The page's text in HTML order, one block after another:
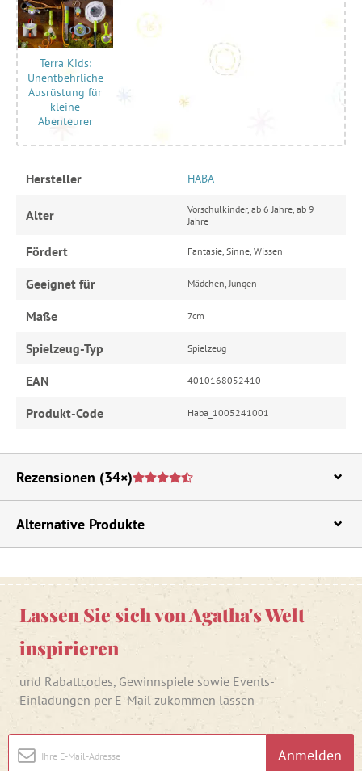
Terra Kids:
Unentbehrliche
Ausrüstung für
kleine
Abenteurer
Hersteller HABA
Alter
Vorschulkinder, ab 6 Jahre, ab 9
Jahre
Fördert Fantasie, Sinne, Wissen
Geeignet für Mädchen, Jungen
Maße 7cm
Spielzeug-Typ Spielzeug
EAN 4010168052410
Produkt-Code Haba_1005241001
Rezensionen (34×)
Alternative Produkte
Lassen Sie sich von Agatha's Welt
inspirieren
und Rabattcodes, Gewinnspiele sowie Events-
Einladungen per E-Mail zukommen lassen
Anmelden